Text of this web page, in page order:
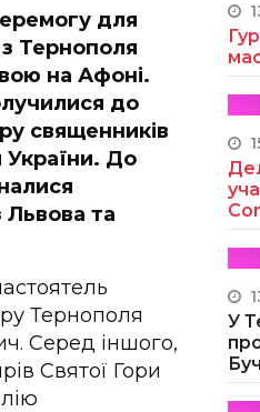
для
Тернополя
на Афоні.
до
священників
України. До
та
Тернополя
Серед іншого,
Святої Гори
У